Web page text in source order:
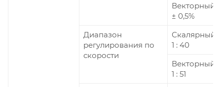
Векторный
± 0,5%
Диапазон
регулирования по
скорости
Скалярный
1 : 40
Векторный
1 : 51